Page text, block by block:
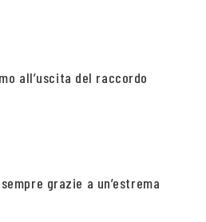
all’uscita del raccordo
grazie a un’estrema